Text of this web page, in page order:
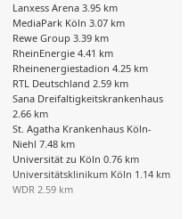
Lanxess Arena 3.95 km
MediaPark Köln 3.07 km
Rewe Group 3.39 km
RheinEnergie 4.41 km
Rheinenergiestadion 4.25 km
RTL Deutschland 2.59 km
Sana Dreifaltigkeitskrankenhaus
2.66 km
St. Agatha Krankenhaus Köln-
Niehl 7.48 km
Universität zu Köln 0.76 km
Universitätsklinikum Köln 1.14 km
WDR 2.59 km